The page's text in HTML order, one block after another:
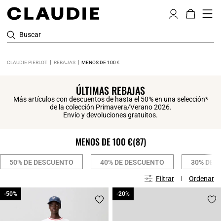
Buscar
CLAUDIE PIERLOT REBAJAS MENOS DE 100 €
ÚLTIMAS REBAJAS
Más artículos con descuentos de hasta el 50% en una selección*
de la colección Primavera/Verano 2026.
Envío y devoluciones gratuitos.
MENOS DE 100 €(87)
50% DE DESCUENTO 40% DE DESCUENTO 30% DE
Filtrar Ordenar
-50%
-50% -20%
-20%